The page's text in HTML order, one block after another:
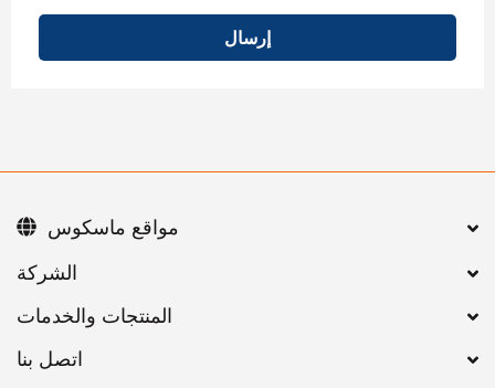
إرسال
اتصل بنا
مواقع ماسكوس